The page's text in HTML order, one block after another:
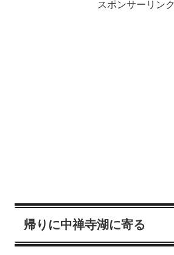
スポンサーリンク
帰りに中禅寺湖に寄る